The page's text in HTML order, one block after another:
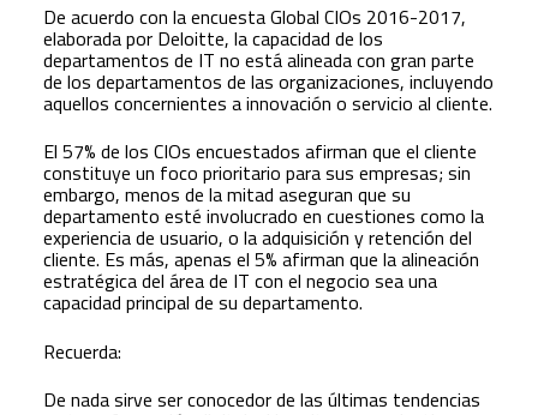
De acuerdo con la encuesta Global CIOs 2016-2017,
elaborada por Deloitte, la capacidad de los
departamentos de IT no está alineada con gran parte
de los departamentos de las organizaciones, incluyendo
aquellos concernientes a innovación o servicio al cliente.
El 57% de los CIOs encuestados afirman que el cliente
constituye un foco prioritario para sus empresas; sin
embargo, menos de la mitad aseguran que su
departamento esté involucrado en cuestiones como la
experiencia de usuario, o la adquisición y retención del
cliente. Es más, apenas el 5% afirman que la alineación
estratégica del área de IT con el negocio sea una
capacidad principal de su departamento.
Recuerda:
De nada sirve ser conocedor de las últimas tendencias